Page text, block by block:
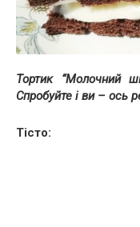
Тортик “Молочний
Спробуйте і ви – ось
Тісто: